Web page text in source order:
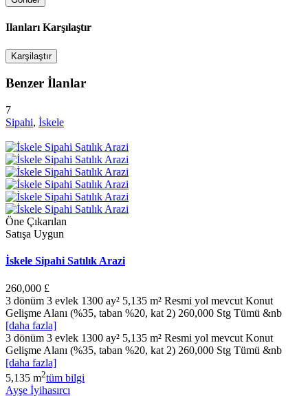
Ilanları Karşılaştır
Karşilaştır
Benzer İlanlar
7
Sipahi, İskele
Öne Çıkarılan
Satışa Uygun
İskele Sipahi Satılık Arazi
260,000 £
3 dönüm 3 evlek 1300 ay² 5,135 m² Resmi yol mevcut Konut
Gelişme Alanı (%35, taban %20, kat 2) 260,000 Stg Tümü &nb
[daha fazla]
3 dönüm 3 evlek 1300 ay² 5,135 m² Resmi yol mevcut Konut
Gelişme Alanı (%35, taban %20, kat 2) 260,000 Stg Tümü &nb
[daha fazla]
5,135 m2tüm bilgi
Ayşe İyihasırcı